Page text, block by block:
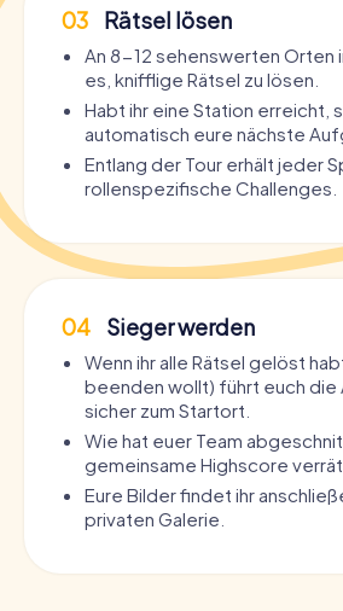
03 Rätsel lösen
An 8-12 sehenswerten Orten
es, knifflige Rätsel zu lösen.
Habt ihr eine Station erreicht,
automatisch eure nächste
Entlang der Tour erhält jeder
rollenspezifische Challenges.
04 Sieger werden
Wenn ihr alle Rätsel gelöst
beenden wollt) führt euch die
sicher zum Startort.
Wie hat euer Team
gemeinsame Highscore
Eure Bilder findet ihr
privaten Galerie.